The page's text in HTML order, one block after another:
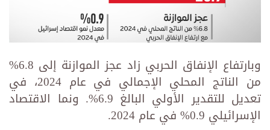
وبارتفاع الإنفاق الحربي زاد عجز الموازنة إلى 6.8%
من الناتج المحلي الإجمالي في عام 2024، في
تعديل للتقدير الأولي البالغ 6.9%. ونما الاقتصاد
الإسرائيلي 0.9% في عام 2024.